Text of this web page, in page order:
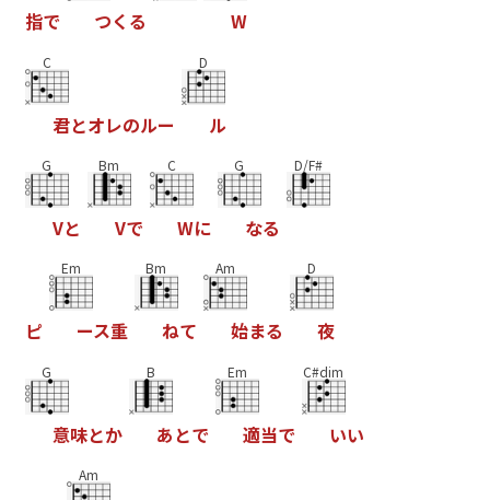
指で つく る W
C
君とオレのルー
D
ル
G
Vと
Bm
Vで
C
Wに
G
なる
D/F#
ピ
Em
ース重
Bm
ねて
Am
始まる
D
夜
G
意味とか
B
あ とで
Em
適当で
C#dim
いい
Am